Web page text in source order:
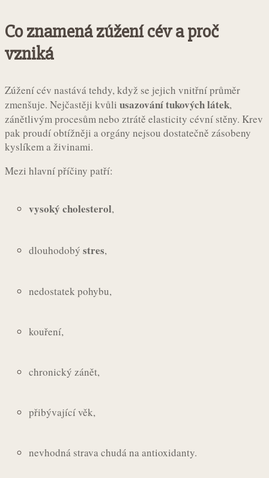
Co znamená zúžení cév a proč
vzniká
Zúžení cév nastává tehdy, když se jejich vnitřní průměr
zmenšuje. Nejčastěji kvůli usazování tukových látek,
zánětlivým procesům nebo ztrátě elasticity cévní stěny. Krev
pak proudí obtížněji a orgány nejsou dostatečně zásobeny
kyslíkem a živinami.
Mezi hlavní příčiny patří:
vysoký cholesterol,
dlouhodobý stres,
nedostatek pohybu,
kouření,
chronický zánět,
přibývající věk,
nevhodná strava chudá na antioxidanty.